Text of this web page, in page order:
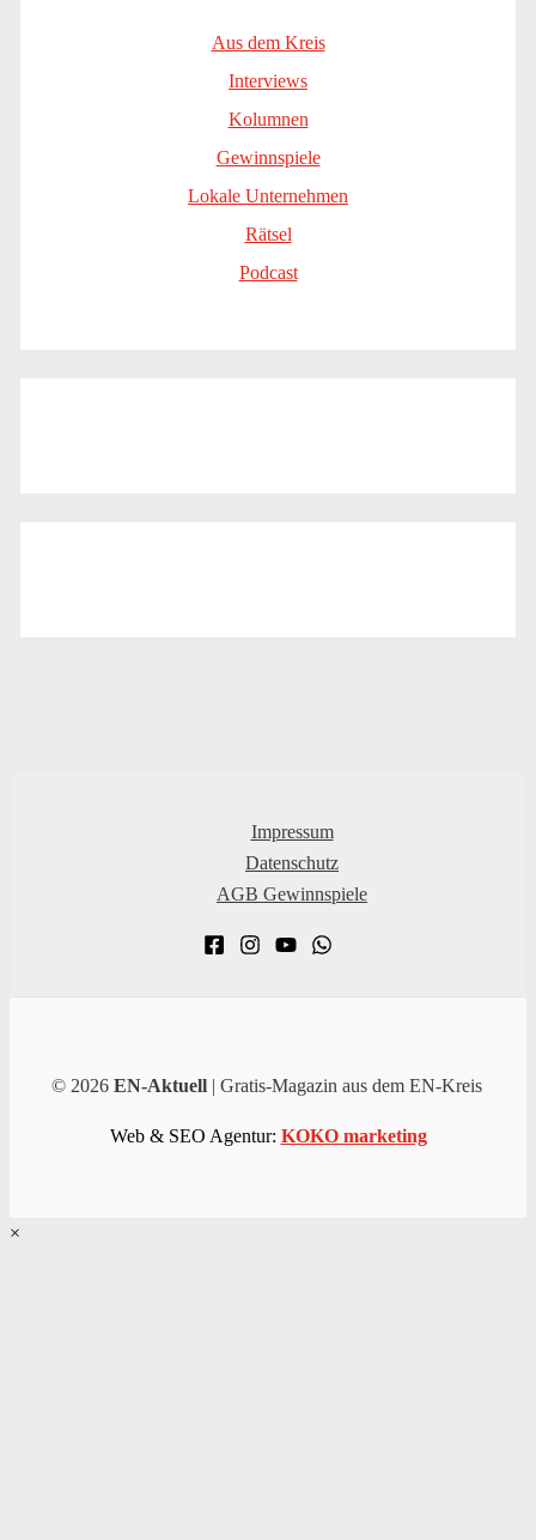
Aus dem Kreis
Interviews
Kolumnen
Gewinnspiele
Lokale Unternehmen
Rätsel
Podcast
Impressum
Datenschutz
AGB Gewinnspiele
© 2026 EN-Aktuell | Gratis-Magazin aus dem EN-Kreis
Web & SEO Agentur: KOKO marketing
×